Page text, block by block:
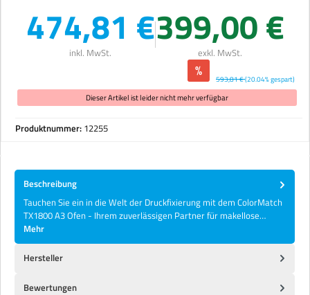
474,81 €
inkl. MwSt.
399,00 €
exkl. MwSt.
% 593,81 €(20.04% gespart)
Dieser Artikel ist leider nicht mehr verfügbar
Produktnummer: 12255
Beschreibung
Tauchen Sie ein in die Welt der Druckfixierung mit dem ColorMatch
TX1800 A3 Ofen - Ihrem zuverlässigen Partner für makellose…
Mehr
Hersteller
Bewertungen